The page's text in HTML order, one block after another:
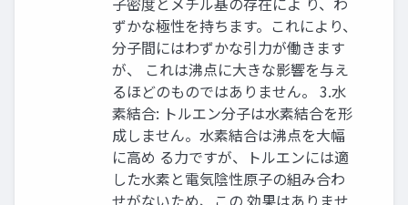
ずかな極性を持ちます。これにより、
分子間にはわずかな引力が働きます
が、 これは沸点に大きな影響を与え
るほどのものではありません。 3.水
素結合: トルエン分子は水素結合を形
成しません。水素結合は沸点を大幅
に高め る力ですが、トルエンには適
した水素と電気陰性原子の組み合わ
せがないため、この 効果はありませ